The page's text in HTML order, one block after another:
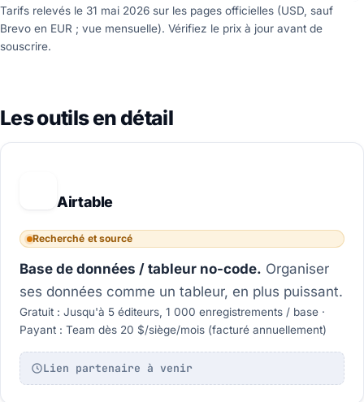
Tarifs relevés le 31 mai 2026 sur les pages officielles (USD, sauf
Brevo en EUR ; vue mensuelle). Vérifiez le prix à jour avant de
souscrire.
Les outils en détail
Airtable
Recherché et sourcé
Base de données / tableur no-code. Organiser
ses données comme un tableur, en plus puissant.
Gratuit : Jusqu'à 5 éditeurs, 1 000 enregistrements / base ·
Payant : Team dès 20 $/siège/mois (facturé annuellement)
Lien partenaire à venir